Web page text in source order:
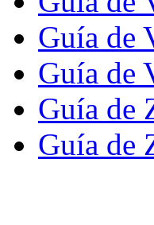
Guía de
Guía de
Guía de
Guía de